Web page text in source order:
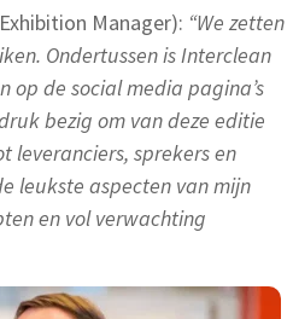
Manager): “We zetten
Ondertussen is Interclean
op de social media pagina’s
bezig om van deze editie
leveranciers, sprekers en
leukste aspecten van mijn
en vol verwachting